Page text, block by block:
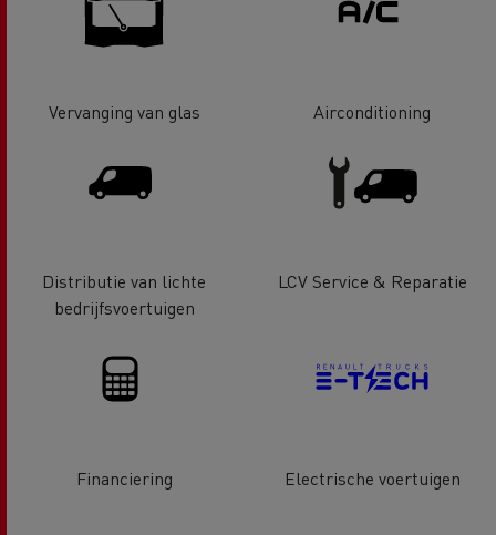
Vervanging van glas Airconditioning
Distributie van lichte
bedrijfsvoertuigen
LCV Service & Reparatie
Financiering Electrische voertuigen